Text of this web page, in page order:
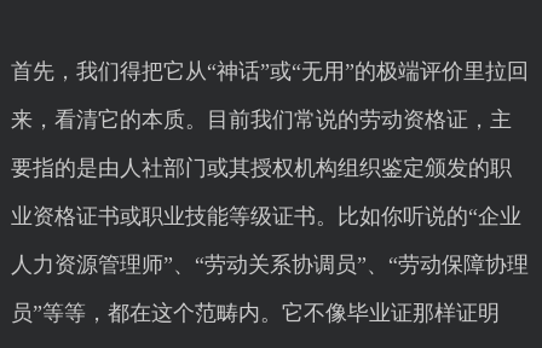
首先，我们得把它从“神话”或“无用”的极端评价里拉回
来，看清它的本质。目前我们常说的劳动资格证，主
要指的是由人社部门或其授权机构组织鉴定颁发的职
业资格证书或职业技能等级证书。比如你听说的“企业
人力资源管理师”、“劳动关系协调员”、“劳动保障协理
员”等等，都在这个范畴内。它不像毕业证那样证明